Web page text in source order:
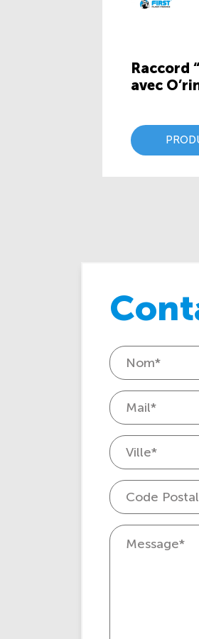
Raccord
avec